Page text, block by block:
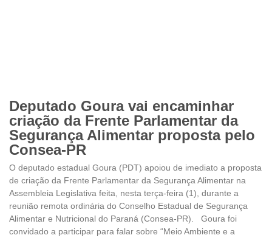
Deputado Goura vai encaminhar
criação da Frente Parlamentar da
Segurança Alimentar proposta pelo
Consea-PR
O deputado estadual Goura (PDT) apoiou de imediato a proposta
de criação da Frente Parlamentar da Segurança Alimentar na
Assembleia Legislativa feita, nesta terça-feira (1), durante a
reunião remota ordinária do Conselho Estadual de Segurança
Alimentar e Nutricional do Paraná (Consea-PR). Goura foi
convidado a participar para falar sobre “Meio Ambiente e a